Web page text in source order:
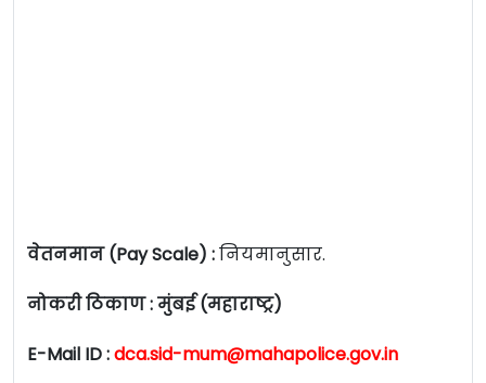
वेतनमान (Pay Scale) :नियमानुसार.
नोकरी ठिकाण : मुंबई (महाराष्ट्र)
E-Mail ID :dca.sid-mum@mahapolice.gov.in